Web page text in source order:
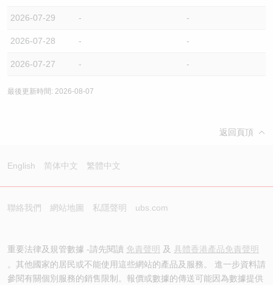
2026-07-29 - -
2026-07-28 - -
2026-07-27 - -
最後更新時間: 2026-08-07
返回頁頂
English 简体中文 繁體中文
聯絡我們 網站地圖 私隱聲明 ubs.com
重要法律及規管數據 -請先閱讀 免責聲明 及 具體香港產品免責聲明
。其他國家的居民或不能使用這些網站的產品及服務。 進一步資料請
參閱有關個別服務的銷售限制。報價或數據的傳送可能因為數據提供